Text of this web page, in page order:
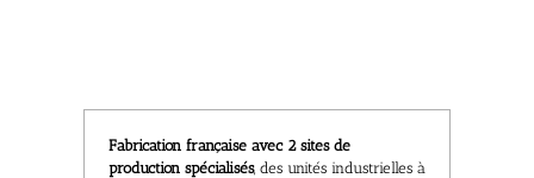
Fabrication française avec 2 sites de
production spécialisés, des unités industrielles à